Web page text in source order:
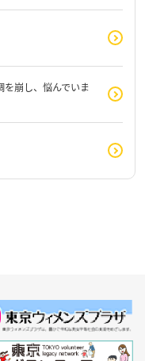
崩し、悩んでいま